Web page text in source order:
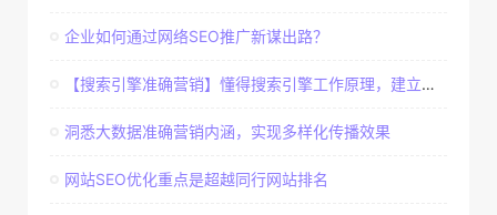
企业如何通过网络SEO推广新谋出路？
【搜索引擎准确营销】懂得搜索引擎工作原理，建立准确客户群体
洞悉大数据准确营销内涵，实现多样化传播效果
网站SEO优化重点是超越同行网站排名